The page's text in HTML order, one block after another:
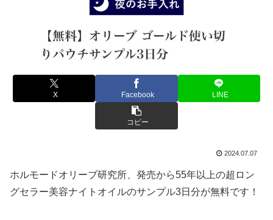
X Facebook LINE
コピー
2024.07.07
ホルモードオリーブ研究所、 発売から55年以上の超ロン
グセラー美容ナイトオイルのサンプル3日分が無料です！